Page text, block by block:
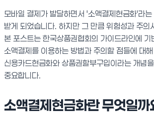
모바일 결제가 발달하면서 '소액결제현금화'라
받게 되었습니다. 하지만 그 만큼 위험성과 주의
본 포스트는 한국상품권협회의 가이드라인에 기
소액결제를 이용하는 방법과 주의할 점들에 대
신용카드현금화와 상품권할부구입이라는 개념
중요합니다.
소액결제현금화란 무엇일